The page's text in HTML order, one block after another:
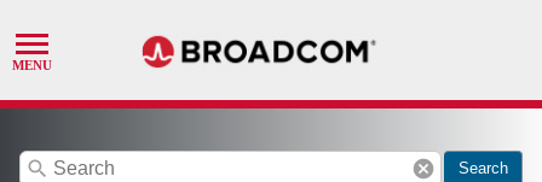
search cancel Search